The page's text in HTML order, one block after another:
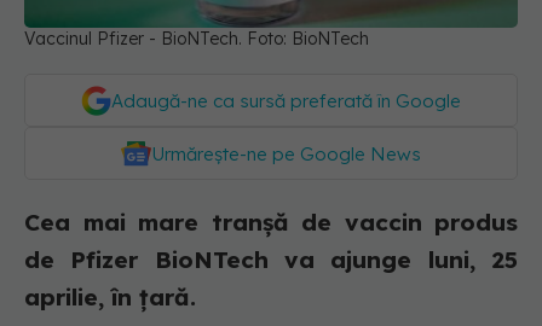
Vaccinul Pfizer - BioNTech. Foto: BioNTech
Adaugă-ne ca sursă preferată în Google
Urmărește-ne pe Google News
Cea mai mare tranșă de vaccin produs
de Pfizer BioNTech va ajunge luni, 25
aprilie, în țară.